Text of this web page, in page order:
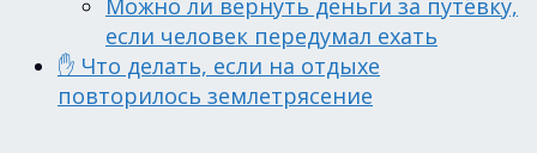
Можно ли вернуть деньги за путёвку,
если человек передумал ехать
✋ Что делать, если на отдыхе
повторилось землетрясение